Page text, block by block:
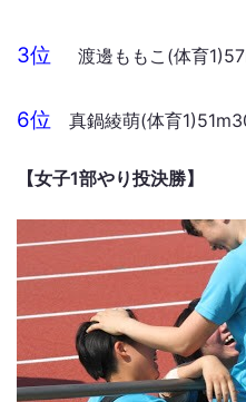
3位 渡邊ももこ(体育
6位 真鍋綾萌(体育
【女子1部やり投決勝】